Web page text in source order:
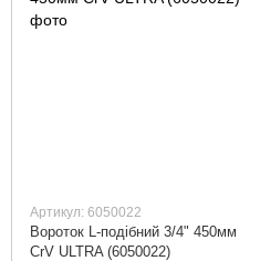
Артикул: 6050022
Вороток L-подібний 3/4" 450мм
CrV ULTRA (6050022)